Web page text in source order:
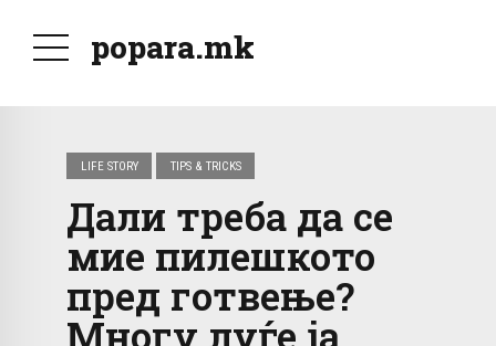
popara.mk
LIFE STORY TIPS & TRICKS
Дали треба да се
мие пилешкото
пред готвење?
Многу луѓе ја